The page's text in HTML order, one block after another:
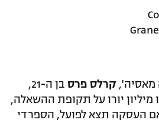
מאסיה', קרלס פרס
בן ה-21,
יורו על תקופת ההשאלה,
העונה עבור 12 מיליון דולר. אם העסקה תצא לפועל, הספרדי